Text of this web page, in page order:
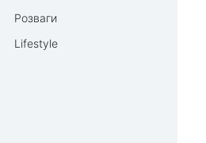
Розваги
Lifestyle